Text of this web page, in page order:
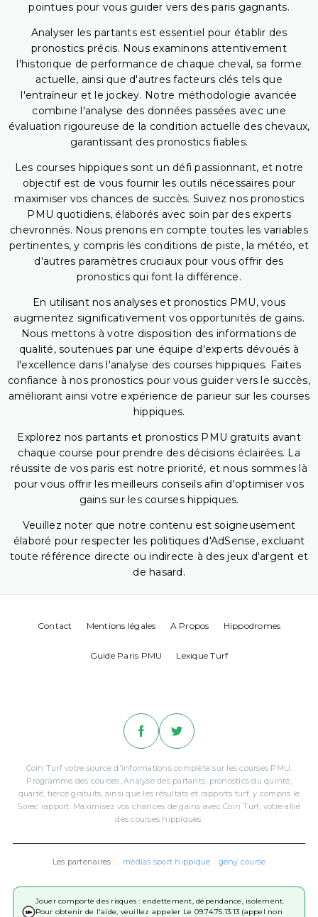
pointues pour vous guider vers des paris gagnants.
Analyser les partants est essentiel pour établir des
pronostics précis. Nous examinons attentivement
l'historique de performance de chaque cheval, sa forme
actuelle, ainsi que d'autres facteurs clés tels que
l'entraîneur et le jockey. Notre méthodologie avancée
combine l'analyse des données passées avec une
évaluation rigoureuse de la condition actuelle des chevaux,
garantissant des pronostics fiables.
Les courses hippiques sont un défi passionnant, et notre
objectif est de vous fournir les outils nécessaires pour
maximiser vos chances de succès. Suivez nos pronostics
PMU quotidiens, élaborés avec soin par des experts
chevronnés. Nous prenons en compte toutes les variables
pertinentes, y compris les conditions de piste, la météo, et
d'autres paramètres cruciaux pour vous offrir des
pronostics qui font la différence.
En utilisant nos analyses et pronostics PMU, vous
augmentez significativement vos opportunités de gains.
Nous mettons à votre disposition des informations de
qualité, soutenues par une équipe d'experts dévoués à
l'excellence dans l'analyse des courses hippiques. Faites
confiance à nos pronostics pour vous guider vers le succès,
améliorant ainsi votre expérience de parieur sur les courses
hippiques.
Explorez nos partants et pronostics PMU gratuits avant
chaque course pour prendre des décisions éclairées. La
réussite de vos paris est notre priorité, et nous sommes là
pour vous offrir les meilleurs conseils afin d'optimiser vos
gains sur les courses hippiques.
Veuillez noter que notre contenu est soigneusement
élaboré pour respecter les politiques d'AdSense, excluant
toute référence directe ou indirecte à des jeux d'argent et
de hasard.
Contact Mentions légales A Propos Hippodromes
Guide Paris PMU Lexique Turf
Coin Turf votre source d'informations complète sur les courses PMU.
Programme des courses, Analyse des partants, pronostics du quinté,
quarté, tiercé gratuits, ainsi que les résultats et rapports turf, y compris le
Sorec rapport. Maximisez vos chances de gains avec Coin Turf, votre allié
des courses hippiques.
Les partenaires : médias sport hippique geny course
18+
Jouer comporte des risques : endettement, dépendance, isolement.
Pour obtenir de l'aide, veuillez appeler Le 09.74.75.13.13 (appel non